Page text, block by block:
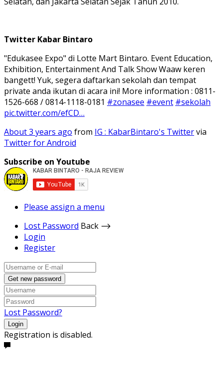
Twitter Kabar Bintaro
"Edukasee Expo" di Lotte Mart Bintaro. Event Education,
Exhibition, Entertainment And Talk Show Waaw keren
bangett! Yuk, segera daftarkan sekolah dan tempat
private anda ikutan di acara ini! More information : 0811-
1526-668 / 0814-1118-0181 #zonasee #event #sekolah
pic.twitter.com/efCD…
About 3 years ago from IG : KabarBintaro's Twittervia
Twitter for Android
Subscribe on Youtube
Please assign a menu
Lost Password Back ⟶
Login
Register
Get new password
Lost Password?
Login
Registration is disabled.